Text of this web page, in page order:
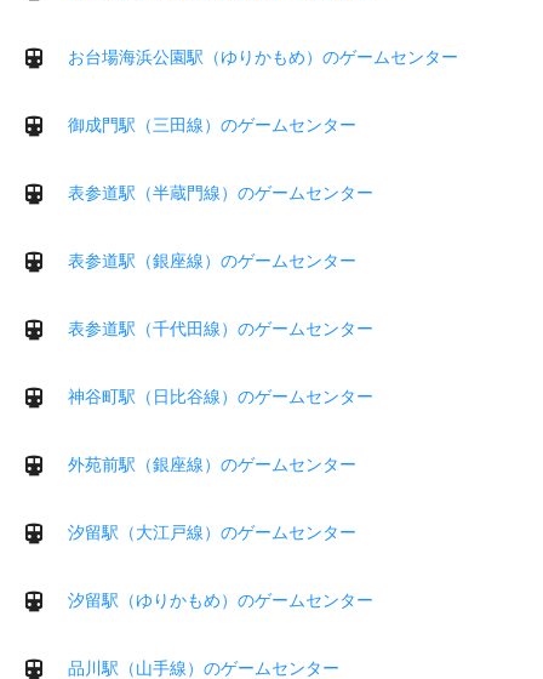
お台場海浜公園駅（ゆりかもめ）のゲームセンター
御成門駅（三田線）のゲームセンター
表参道駅（半蔵門線）のゲームセンター
表参道駅（銀座線）のゲームセンター
表参道駅（千代田線）のゲームセンター
神谷町駅（日比谷線）のゲームセンター
外苑前駅（銀座線）のゲームセンター
汐留駅（大江戸線）のゲームセンター
汐留駅（ゆりかもめ）のゲームセンター
品川駅（山手線）のゲームセンター